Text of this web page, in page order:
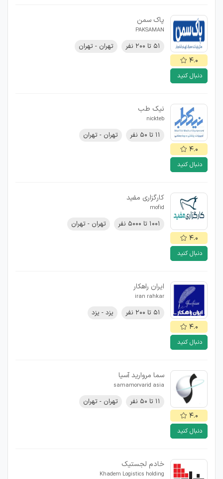
۴.۰
دنبال کنید
پاک سمن
PAKSAMAN
۵۱ تا ۲۰۰ نفر تهران - تهران
۴.۰
دنبال کنید
نیک طب
nickteb
۱۱ تا ۵۰ نفر تهران - تهران
۴.۰
دنبال کنید
کارگزاری مفید
mofid
۱۰۰۱ تا ۵۰۰۰ نفر تهران - تهران
۴.۰
دنبال کنید
ایران راهکار
iran rahkar
۵۱ تا ۲۰۰ نفر یزد - یزد
۴.۰
دنبال کنید
سما مروارید آسیا
samamorvarid asia
۱۱ تا ۵۰ نفر تهران - تهران
خادم لجستیک
Khadem Logistics holding